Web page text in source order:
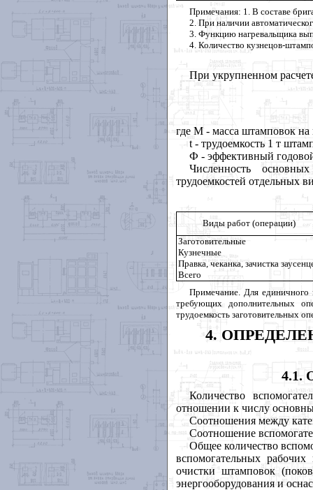
Примечания: 1. В составе
2 . При наличии
3 . Функцию нагревальщика
4. Количество кузнецов-
При укрупненном
где M - масса штамповок
t - трудоемкость 1 т
Ф - эффективный
Численность
трудоемкостей отдельных
Виды работ (операции)
Заготовительные
Кузнечные
Правка, чеканка, зачистка
Всего
Примечание. Для единичного
требующих дополнительных
трудоемкость заготовительных
4.
4.1.
Количество
отношении к числу
Соотношения между
Соотношение
Общее количество
вспомогательных рабочих
очистки штамповок
энергооборудования и